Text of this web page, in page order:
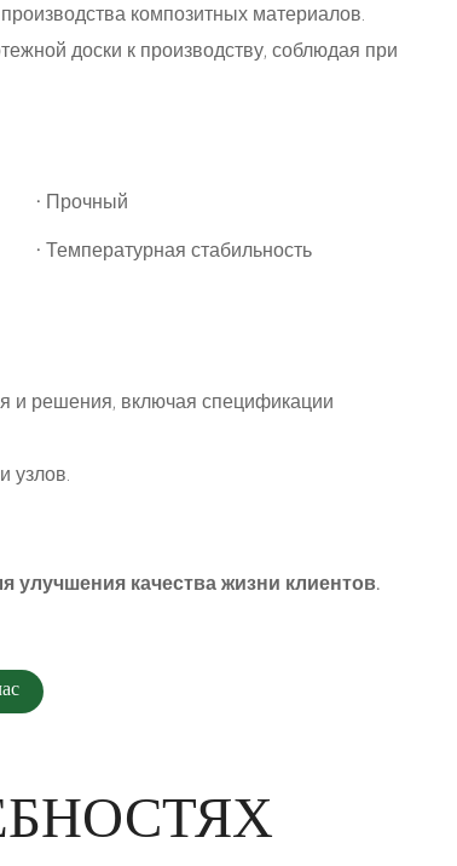
композитных материалов.
доски к производству, соблюдая при
· Прочный
· Температурная стабильность
и решения, включая спецификации
узлов.
качества жизни клиентов.